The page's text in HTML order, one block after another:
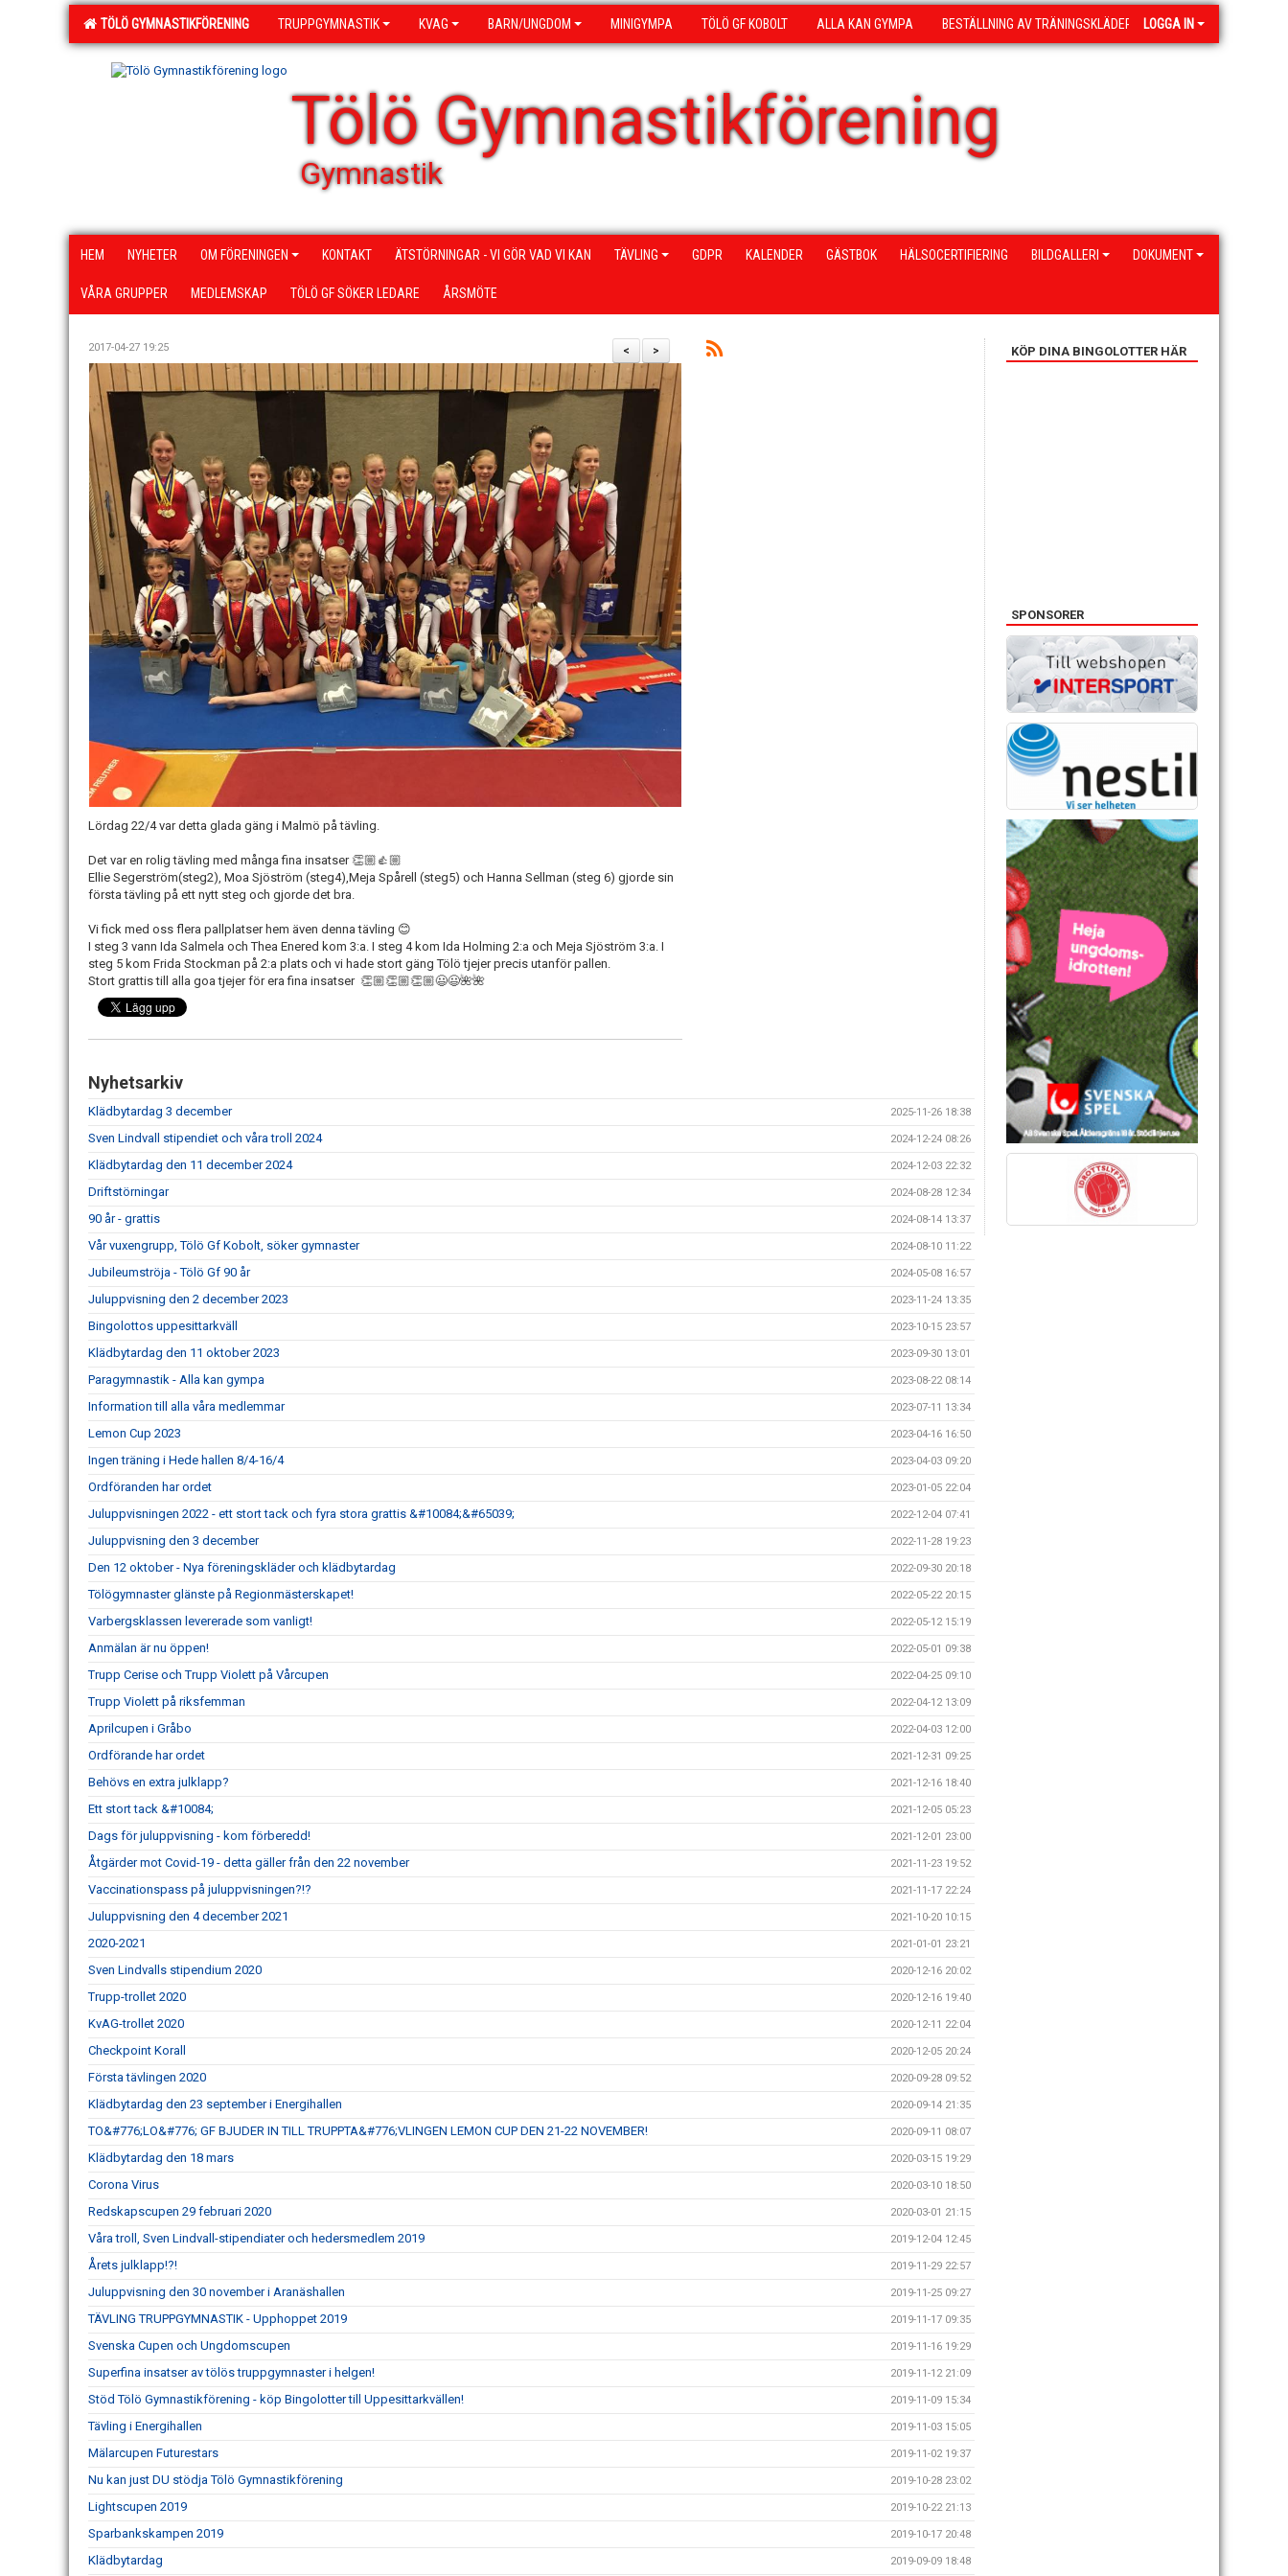
TÖLÖ GYMNASTIKFÖRENING TRUPPGYMNASTIK KVAG BARN/UNGDOM MINIGYMPA TÖLÖ GF KOBOLT ALLA KAN GYMPA BESTÄLLNING AV TRÄNINGSKLÄDER LOGGA IN
Tölö Gymnastikförening
Gymnastik
HEM NYHETER OM FÖRENINGEN KONTAKT ÄTSTÖRNINGAR - VI GÖR VAD VI KAN TÄVLING GDPR KALENDER GÄSTBOK HÄLSOCERTIFIERING BILDGALLERI DOKUMENT
VÅRA GRUPPER MEDLEMSKAP TÖLÖ GF SÖKER LEDARE ÅRSMÖTE
>
<
2017-04-27 19:25
Lördag 22/4 var detta glada gäng i Malmö på tävling.
Det var en rolig tävling med många fina insatser 👏🏼👍🏼
Ellie Segerström(steg2), Moa Sjöström (steg4),Meja Spårell (steg5) och Hanna Sellman (steg 6) gjorde sin
första tävling på ett nytt steg och gjorde det bra.
Vi fick med oss flera pallplatser hem även denna tävling 😊
I steg 3 vann Ida Salmela och Thea Enered kom 3:a. I steg 4 kom Ida Holming 2:a och Meja Sjöström 3:a. I
steg 5 kom Frida Stockman på 2:a plats och vi hade stort gäng Tölö tjejer precis utanför pallen.
Stort grattis till alla goa tjejer för era fina insatser 👏🏼👏🏼👏🏼😃😃🌺🌺
Nyhetsarkiv
Klädbytardag 3 december 2025-11-26 18:38
Sven Lindvall stipendiet och våra troll 2024 2024-12-24 08:26
Klädbytardag den 11 december 2024 2024-12-03 22:32
Driftstörningar 2024-08-28 12:34
90 år - grattis 2024-08-14 13:37
Vår vuxengrupp, Tölö Gf Kobolt, söker gymnaster 2024-08-10 11:22
Jubileumströja - Tölö Gf 90 år 2024-05-08 16:57
Juluppvisning den 2 december 2023 2023-11-24 13:35
Bingolottos uppesittarkväll 2023-10-15 23:57
Klädbytardag den 11 oktober 2023 2023-09-30 13:01
Paragymnastik - Alla kan gympa 2023-08-22 08:14
Information till alla våra medlemmar 2023-07-11 13:34
Lemon Cup 2023 2023-04-16 16:50
Ingen träning i Hede hallen 8/4-16/4 2023-04-03 09:20
Ordföranden har ordet 2023-01-05 22:04
Juluppvisningen 2022 - ett stort tack och fyra stora grattis &#10084;&#65039; 2022-12-04 07:41
Juluppvisning den 3 december 2022-11-28 19:23
Den 12 oktober - Nya föreningskläder och klädbytardag 2022-09-30 20:18
Tölögymnaster glänste på Regionmästerskapet! 2022-05-22 20:15
Varbergsklassen levererade som vanligt! 2022-05-12 15:19
Anmälan är nu öppen! 2022-05-01 09:38
Trupp Cerise och Trupp Violett på Vårcupen 2022-04-25 09:10
Trupp Violett på riksfemman 2022-04-12 13:09
Aprilcupen i Gråbo 2022-04-03 12:00
Ordförande har ordet 2021-12-31 09:25
Behövs en extra julklapp? 2021-12-16 18:40
Ett stort tack &#10084; 2021-12-05 05:23
Dags för juluppvisning - kom förberedd! 2021-12-01 23:00
Åtgärder mot Covid-19 - detta gäller från den 22 november 2021-11-23 19:52
Vaccinationspass på juluppvisningen?!? 2021-11-17 22:24
Juluppvisning den 4 december 2021 2021-10-20 10:15
2020-2021 2021-01-01 23:21
Sven Lindvalls stipendium 2020 2020-12-16 20:02
Trupp-trollet 2020 2020-12-16 19:40
KvAG-trollet 2020 2020-12-11 22:04
Checkpoint Korall 2020-12-05 20:24
Första tävlingen 2020 2020-09-28 09:52
Klädbytardag den 23 september i Energihallen 2020-09-14 21:35
TO&#776;LO&#776; GF BJUDER IN TILL TRUPPTA&#776;VLINGEN LEMON CUP DEN 21-22 NOVEMBER! 2020-09-11 08:07
Klädbytardag den 18 mars 2020-03-15 19:29
Corona Virus 2020-03-10 18:50
Redskapscupen 29 februari 2020 2020-03-01 21:15
Våra troll, Sven Lindvall-stipendiater och hedersmedlem 2019 2019-12-04 12:45
Årets julklapp!?! 2019-11-29 22:57
Juluppvisning den 30 november i Aranäshallen 2019-11-25 09:27
TÄVLING TRUPPGYMNASTIK - Upphoppet 2019 2019-11-17 09:35
Svenska Cupen och Ungdomscupen 2019-11-16 19:29
Superfina insatser av tölös truppgymnaster i helgen! 2019-11-12 21:09
Stöd Tölö Gymnastikförening - köp Bingolotter till Uppesittarkvällen! 2019-11-09 15:34
Tävling i Energihallen 2019-11-03 15:05
Mälarcupen Futurestars 2019-11-02 19:37
Nu kan just DU stödja Tölö Gymnastikförening 2019-10-28 23:02
Lightscupen 2019 2019-10-22 21:13
Sparbankskampen 2019 2019-10-17 20:48
Klädbytardag 2019-09-09 18:48
KÖP DINA BINGOLOTTER HÄR
SPONSORER